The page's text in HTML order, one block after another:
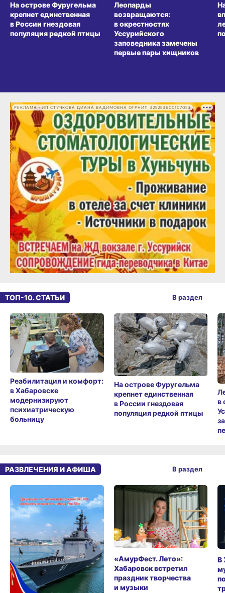
На острове Фуругельма
крепнет единственная
в России гнездовая
популяция редкой птицы
Леопарды
возвращаются:
в окрестностях
Уссурийского
заповедника замечены
первые пары хищников
РЕКЛАМА • ИП СТУЧКОВА ДИАНА ВАДИМОВНА ОГРНИП 325253600107053
ТОП-10. СТАТЬИ
Реабилитация и комфорт:
в Хабаровске
модернизируют
психиатрическую
больницу
На острове Фуругельма
крепнет единственная
в России гнездовая
популяция редкой птицы
в
В раздел
РАЗВЛЕЧЕНИЯ И АФИША
«АмурФест. Лето»:
Хабаровск встретил
праздник творчества
и музыки
В
В раздел